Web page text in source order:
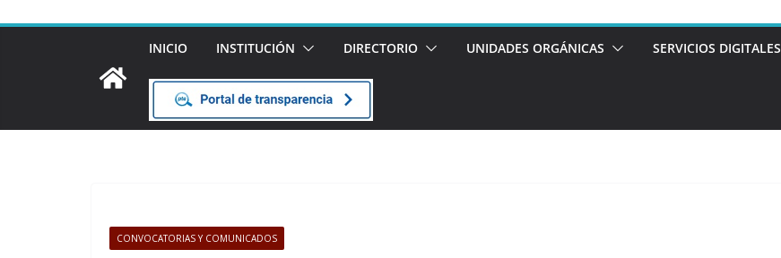
INICIO INSTITUCIÓN DIRECTORIO UNIDADES ORGÁNICAS SERVICIOS DIGITALES
CONVOCATORIAS Y COMUNICADOS